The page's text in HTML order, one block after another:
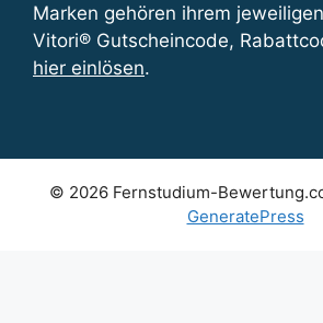
Marken gehören ihrem
Vitori® Gutscheincode,
hier einlösen.
© 2026 Fernstudium-
GeneratePress